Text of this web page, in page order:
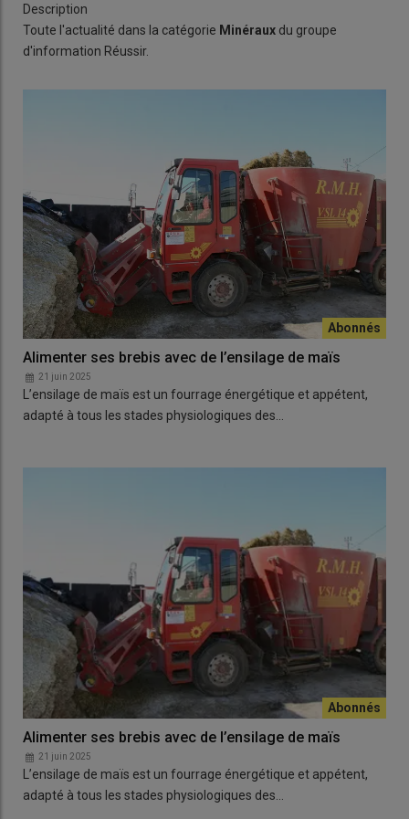
Description
Toute l'actualité dans la catégorie Minéraux du groupe
d'information Réussir.
Alimenter ses brebis avec de l’ensilage de maïs
21 juin 2025
L’ensilage de maïs est un fourrage énergétique et appétent,
adapté à tous les stades physiologiques des…
Alimenter ses brebis avec de l’ensilage de maïs
21 juin 2025
L’ensilage de maïs est un fourrage énergétique et appétent,
adapté à tous les stades physiologiques des…